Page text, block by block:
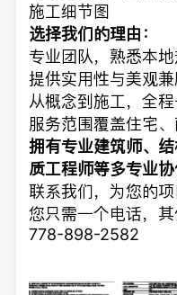
施工细节图
选择我们的理由：
专业团队，熟悉本
提供实用性与美观
从概念到施工，全
服务范围覆盖住宅
拥有专业建筑师、
质工程师等多专业
联系我们，为您的项
您只需一个电话，
778-898-2582